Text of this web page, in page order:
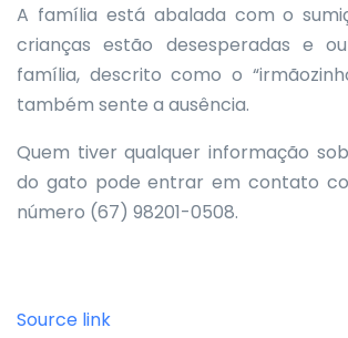
A família está abalada com o
crianças estão desesperadas e
família, descrito como o
também sente a ausência.
Quem tiver qualquer informação
do gato pode entrar em contato
número (67) 98201-0508.
Source link